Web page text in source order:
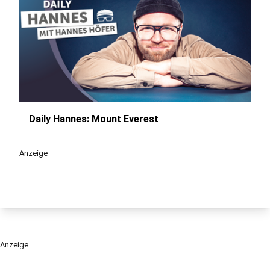
Daily Hannes: Mount Everest
Anzeige
Anzeige